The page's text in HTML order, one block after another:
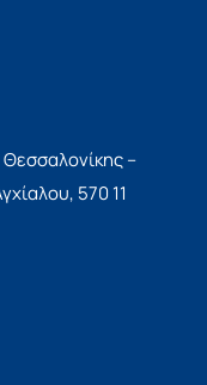
–
570 11